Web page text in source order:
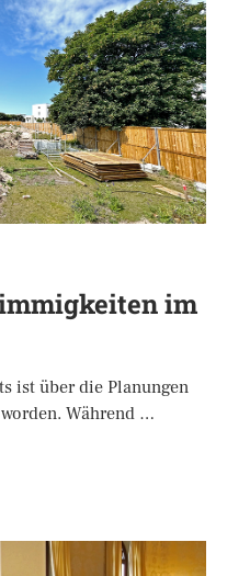
im
ist über die Planungen
Während …